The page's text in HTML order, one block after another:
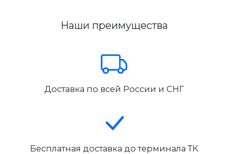
Наши преимущества
Доставка по всей России и СНГ
Бесплатная доставка до терминала ТК